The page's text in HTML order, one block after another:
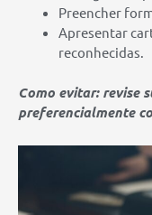
Preencher
Apresentar
reconhecidas.
Como evitar: revise
preferencialmente